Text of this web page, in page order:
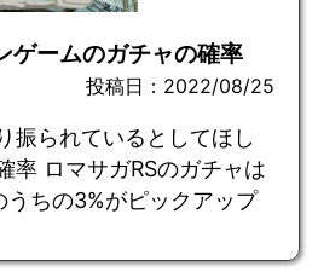
ゲームのガチャの確率
投稿日：2022/08/25
振られているとしてほし
率 ロマサガRSのガチャは
うちの3%がピックアップ